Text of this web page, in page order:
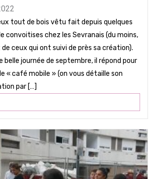
tout de bois vêtu fait depuis quelques
convoitises chez les Sevranais (du moins,
ceux qui ont suivi de près sa création).
belle journée de septembre, il répond pour
« café mobile » (on vous détaille son
par […]